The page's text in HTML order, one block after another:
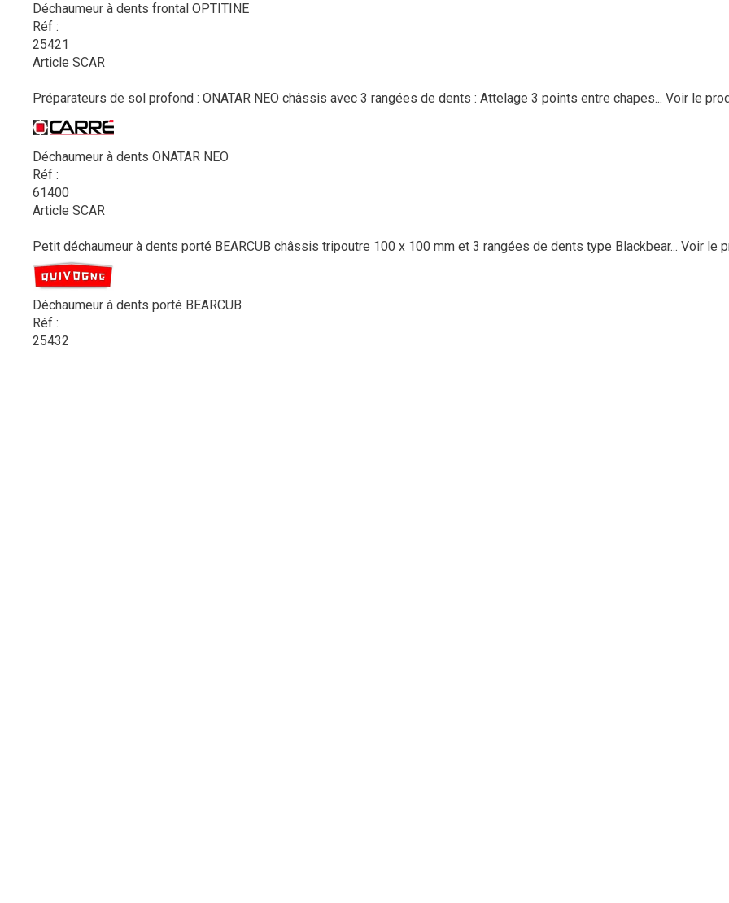
Déchaumeur à dents frontal OPTITINE
Réf :
25421
Article SCAR
Préparateurs de sol profond : ONATAR NEO châssis avec 3 rangées de dents : Attelage 3 points entre chapes... Voir le
Déchaumeur à dents ONATAR NEO
Réf :
61400
Article SCAR
Petit déchaumeur à dents porté BEARCUB châssis tripoutre 100 x 100 mm et 3 rangées de dents type Blackbear... Voir le
Déchaumeur à dents porté BEARCUB
Réf :
25432